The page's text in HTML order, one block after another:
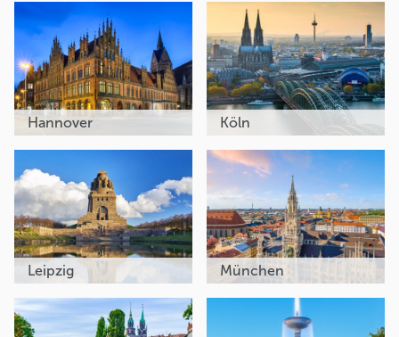
Hannover Köln
Leipzig München